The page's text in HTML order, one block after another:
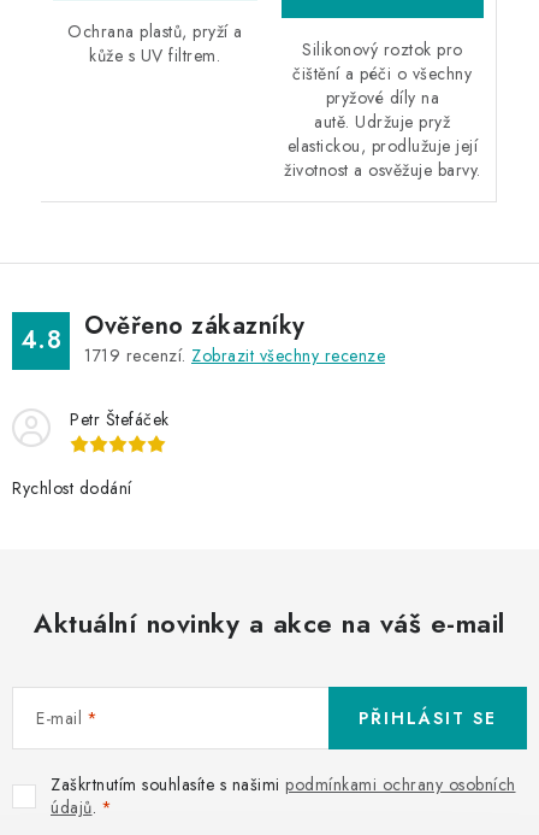
Ochrana plastů, pryží a
kůže s UV filtrem.
Silikonový roztok pro
čištění a péči o všechny
pryžové díly na
autě. Udržuje pryž
elastickou, prodlužuje její
životnost a osvěžuje barvy.
4.8 Ověřeno zákazníky
1719 recenzí. Zobrazit všechny recenze
Petr Štefáček
Rychlost dodání
Aktuální novinky a akce na váš e-mail
E-mail
Zaškrtnutím souhlasíte s našimi podmínkami ochrany osobních
údajů.
PŘIHLÁSIT SE